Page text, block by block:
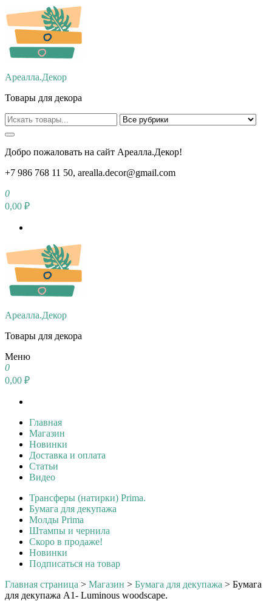
Перейти
к
содержимому
Ареалла.Декор
Товары для декора
Добро пожаловать на сайт Ареалла.Декор!
+7 986 768 11 50, arealla.decor@gmail.com
0
0,00 ₽
Ареалла.Декор
Товары для декора
Меню
0
0,00 ₽
Главная
Магазин
Новинки
Доставка и оплата
Статьи
Видео
Трансферы (натирки) Prima.
Бумага для декупажа
Молды Prima
Штампы и чернила
Скоро в продаже!
Новинки
Подписаться на товар
Главная страница > Магазин > Бумага для декупажа > Бумага
для декупажа А1- Luminous woodscape.